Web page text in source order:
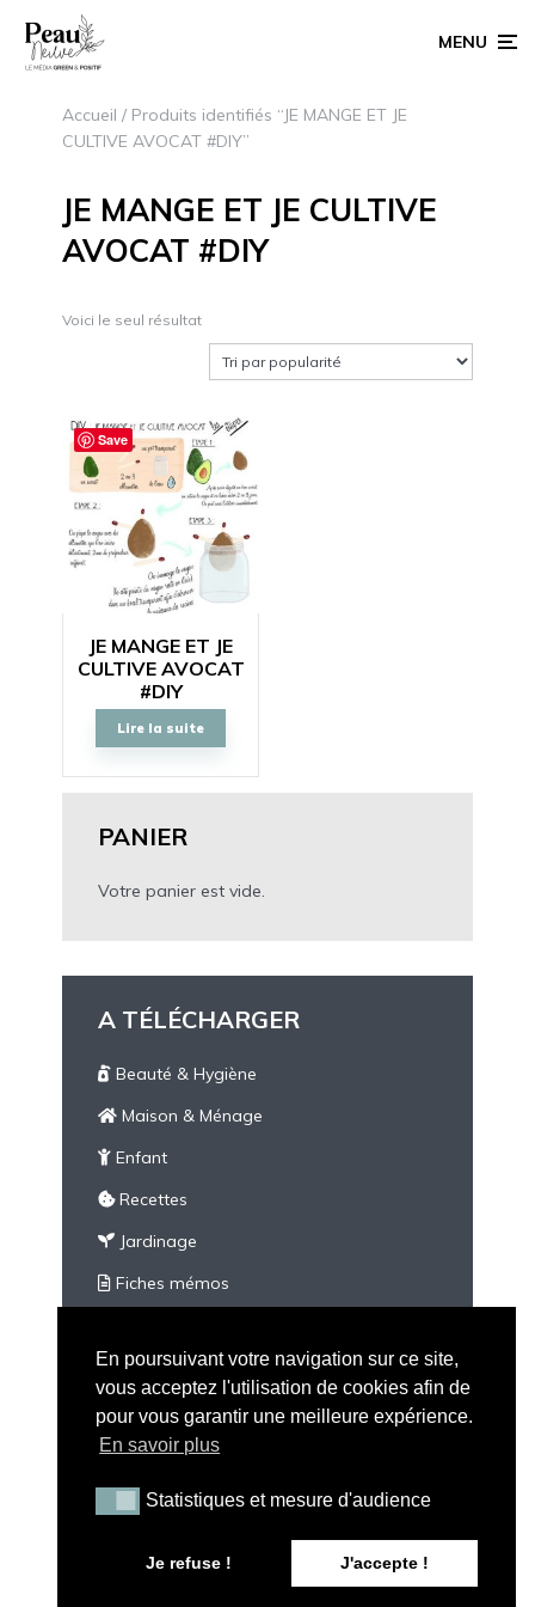
MENU
Accueil / Produits identifiés “JE MANGE ET JE
CULTIVE AVOCAT #DIY”
JE MANGE ET JE CULTIVE
AVOCAT #DIY
Voici le seul résultat
JE MANGE ET JE
CULTIVE AVOCAT
#DIY
Lire la suite
PANIER
Votre panier est vide.
A TÉLÉCHARGER
Beauté & Hygiène
Maison & Ménage
Enfant
Recettes
Jardinage
Fiches mémos
Divers
Tous droits réservés - Peau Neuve © 2026 |Mention
A propos de Peau Neuve|Politique de
En poursuivant votre navigation sur ce site,
vous acceptez l'utilisation de cookies afin de
pour vous garantir une meilleure expérience.
En savoir plus
Statistiques et mesure d'audience
Statistiques et mesure d'audience
Je refuse ! J'accepte !
Save